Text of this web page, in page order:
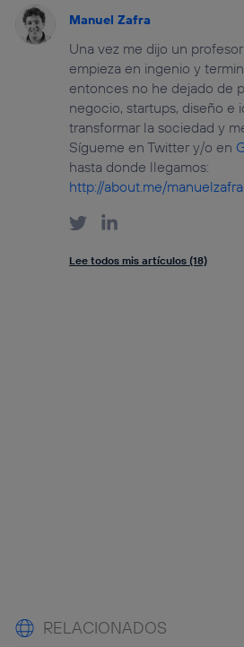
Manuel Zafra
Una vez me dijo un
empieza en ingenio y
entonces no he dejado de
negocio, startups, diseño e
transformar la sociedad y
Sígueme en Twitter y/o en
hasta donde llegamos:
http://about.me/manuelzafra
Lee todos mis artículos (18)
RELACIONADOS